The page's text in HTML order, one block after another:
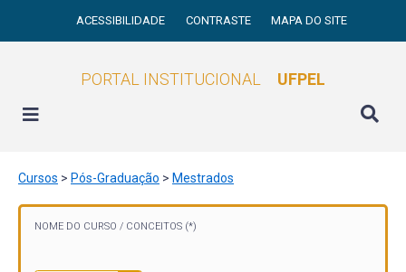
ACESSIBILIDADE CONTRASTE MAPA DO SITE
PORTAL INSTITUCIONAL UFPEL
Cursos > Pós-Graduação > Mestrados
NOME DO CURSO / CONCEITOS (*)